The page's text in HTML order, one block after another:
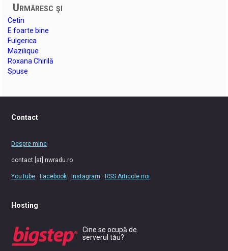
Urmăresc şi
Cetin
E foarte bine
Fulgerica
Mazilique
Roxana Chirilă
Spuse
Contact
Despre mine
contact [at] nwradu.ro
YouTube ·Facebook ·Instagram ·RSS Articole noi
Hosting
Cine se ocupă de
serverul tău?